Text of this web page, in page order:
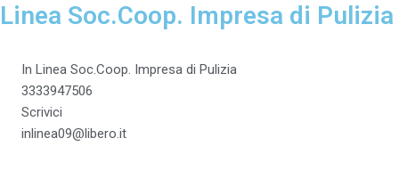
Linea Soc.Coop. Impresa di Pulizia
In Linea Soc.Coop. Impresa di Pulizia
3333947506
Scrivici
inlinea09@libero.it